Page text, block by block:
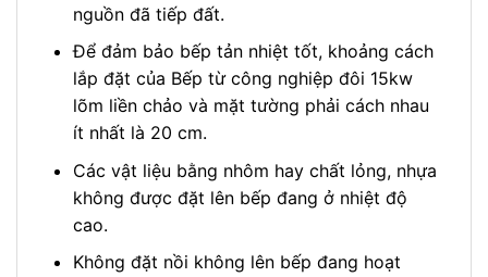
nguồn đã tiếp đất.
Để đảm bảo bếp tản nhiệt tốt, khoảng cách
lắp đặt của Bếp từ công nghiệp đôi 15kw
lõm liền chảo và mặt tường phải cách nhau
ít nhất là 20 cm.
Các vật liệu bằng nhôm hay chất lỏng, nhựa
không được đặt lên bếp đang ở nhiệt độ
cao.
Không đặt nồi không lên bếp đang hoạt